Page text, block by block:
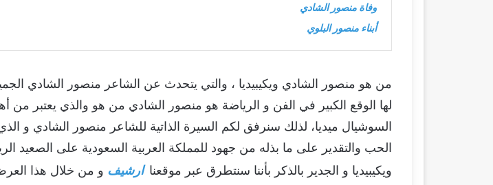
وفاة منصور الشادي
أبناء منصور البلوي
من هو منصور الشادي ويكيبيديا ، والتي يتحدث عن الشاعر منصور الشادي
لها الوقع الكبير في الفن و الرياضة هو منصور الشادي من هو والذي يعتبر
السوشيال ميديا، لذلك سنرفق لكم السيرة الذاتية للشاعر منصور الشادي و
الحب والتقدير على ما بذله من جهود للمملكة العربية السعودية على
ويكيبيديا و الجدير بالذكر بأننا سنتطرق عبر موقعنا ارشيف و من خلال هذا